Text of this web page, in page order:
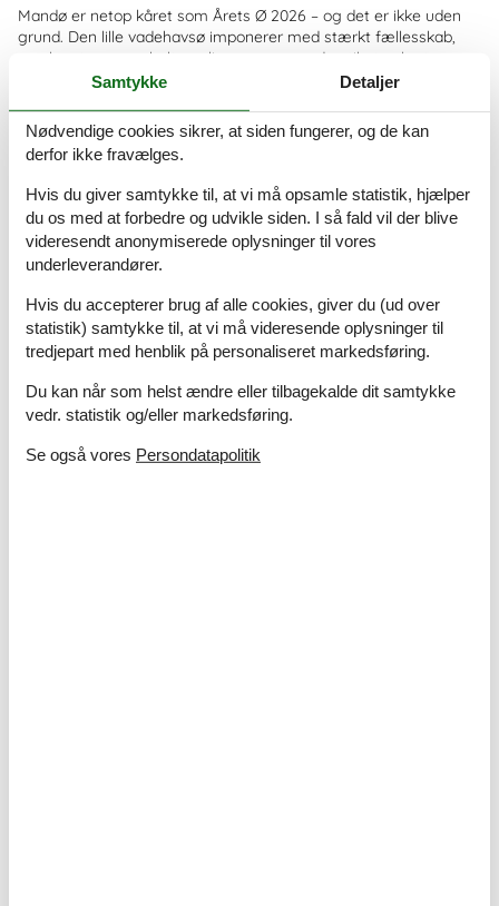
Mandø er netop kåret som Årets Ø 2026 – og det er ikke uden
grund. Den lille vadehavsø imponerer med stærkt fællesskab,
smuk natur og en helt særlig ro, som gør den til et oplagt
feriemål for både familier og par
OmDanmark
Samtykke Detaljer
Nødvendige cookies sikrer, at siden fungerer, og de kan
derfor ikke fravælges.
Hvis du giver samtykke til, at vi må opsamle statistik, hjælper
du os med at forbedre og udvikle siden. I så fald vil der blive
videresendt anonymiserede oplysninger til vores
underleverandører.
Hvis du accepterer brug af alle cookies, giver du (ud over
statistik) samtykke til, at vi må videresende oplysninger til
tredjepart med henblik på personaliseret markedsføring.
Du kan når som helst ændre eller tilbagekalde dit samtykke
vedr. statistik og/eller markedsføring.
Se også vores Persondatapolitik